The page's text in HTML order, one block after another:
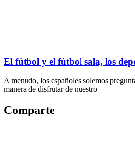
El fútbol y el fútbol sala, los
A menudo, los españoles solemos
manera de disfrutar de nuestro
Comparte